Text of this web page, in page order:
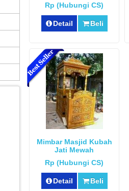
Rp (Hubungi CS)
Detail Beli
Mimbar Masjid Kubah
Jati Mewah
Rp (Hubungi CS)
Detail Beli